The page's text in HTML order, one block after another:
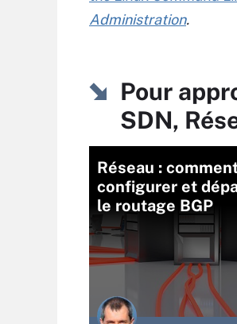
Administration.
Pour
SDN,
Réseau :
configurer et
le routage BGP